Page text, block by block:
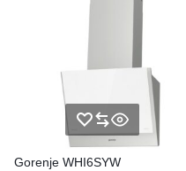
Gorenje WHI6SYW